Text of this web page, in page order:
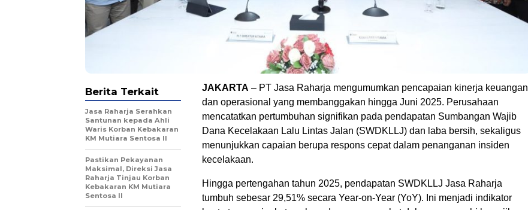
JAKARTA – PT Jasa Raharja mengumumkan pencapaian kinerja keuangan
dan operasional yang membanggakan hingga Juni 2025. Perusahaan
mencatatkan pertumbuhan signifikan pada pendapatan Sumbangan Wajib
Dana Kecelakaan Lalu Lintas Jalan (SWDKLLJ) dan laba bersih, sekaligus
menunjukkan capaian berupa respons cepat dalam penanganan insiden
kecelakaan.
Hingga pertengahan tahun 2025, pendapatan SWDKLLJ Jasa Raharja
tumbuh sebesar 29,51% secara Year-on-Year (YoY). Ini menjadi indikator
Berita Terkait
Jasa Raharja Serahkan
Santunan kepada Ahli
Waris Korban Kebakaran
KM Mutiara Sentosa II
Pastikan Pekayanan
Maksimal, Direksi Jasa
Raharja Tinjau Korban
Kebakaran KM Mutiara
Sentosa II